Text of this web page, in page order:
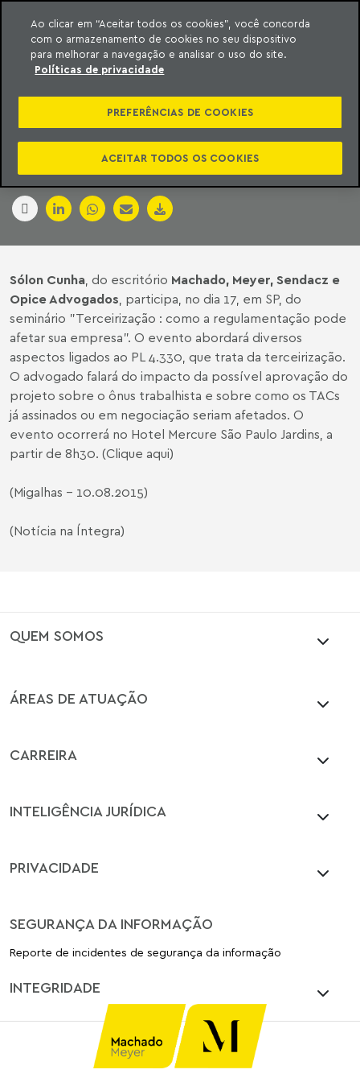
o conteúdo
Machado Meyer
MIGALHÍSSIMAS
10/08/2015
Sólon Cunha, do escritório Machado, Meyer, Sendacz e
Opice Advogados, participa, no dia 17, em SP, do
seminário "Terceirização : como a regulamentação pode
afetar sua empresa". O evento abordará diversos
aspectos ligados ao PL 4.330, que trata da terceirização.
O advogado falará do impacto da possível aprovação do
projeto sobre o ônus trabalhista e sobre como os TACs
já assinados ou em negociação seriam afetados. O
evento ocorrerá no Hotel Mercure São Paulo Jardins, a
partir de 8h30. (Clique aqui)
(Migalhas - 10.08.2015)
(Notícia na Íntegra)
QUEM SOMOS
ÁREAS DE ATUAÇÃO
CARREIRA
INTELIGÊNCIA JURÍDICA
PRIVACIDADE
SEGURANÇA DA INFORMAÇÃO
Reporte de incidentes de segurança da informação
INTEGRIDADE
Ao clicar em “Aceitar todos os cookies”, você concorda
com o armazenamento de cookies no seu dispositivo
para melhorar a navegação e analisar o uso do site.
Políticas de privacidade
PREFERÊNCIAS DE COOKIES
ACEITAR TODOS OS COOKIES